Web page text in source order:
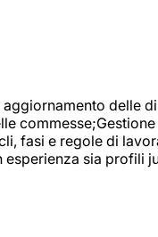
delle
fasi e regole di
sia profili